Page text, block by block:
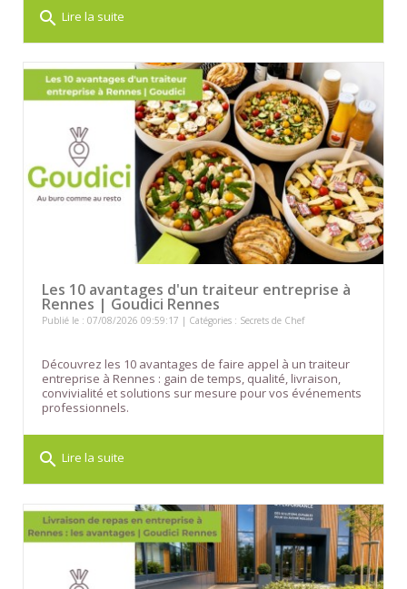
search Lire la suite
Les 10 avantages d'un traiteur entreprise à
Rennes | Goudici Rennes
Publié le : 07/08/2026 09:59:17 | Catégories : Secrets de Chef
Découvrez les 10 avantages de faire appel à un traiteur
entreprise à Rennes : gain de temps, qualité, livraison,
convivialité et solutions sur mesure pour vos événements
professionnels.
search Lire la suite